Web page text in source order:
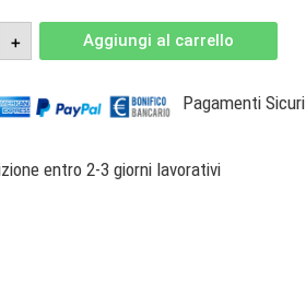
+ Aggiungi al carrello
Pagamenti Sicuri
entro 2-3 giorni lavorativi